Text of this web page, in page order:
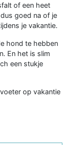
of een heet
goed na of je
je vakantie.
hond te hebben
En het is slim
een stukje
op vakantie